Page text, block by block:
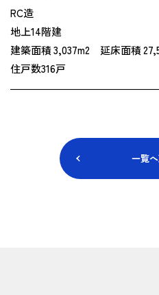
RC造
地上14階建
建築面積 3‚037m2 延床面積
住戸数316戸
一覧